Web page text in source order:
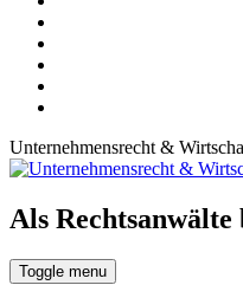
Unternehmensrecht &
Als
Toggle menu